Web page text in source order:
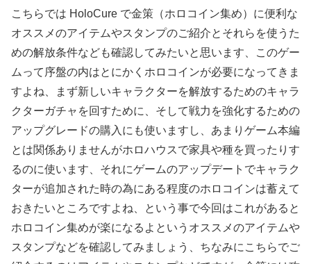
こちらでは HoloCure で金策（ホロコイン集め）に便利な
オススメのアイテムやスタンプのご紹介とそれらを使うた
めの解放条件なども確認してみたいと思います、このゲー
ムって序盤の内はとにかくホロコインが必要になってきま
すよね、まず新しいキャラクターを解放するためのキャラ
クターガチャを回すために、そして戦力を強化するための
アップグレードの購入にも使いますし、あまりゲーム本編
とは関係ありませんがホロハウスで家具や種を買ったりす
るのに使います、それにゲームのアップデートでキャラク
ターが追加された時の為にある程度のホロコインは蓄えて
おきたいところですよね、という事で今回はこれがあると
ホロコイン集めが楽になるよというオススメのアイテムや
スタンプなどを確認してみましょう、ちなみにこちらでご